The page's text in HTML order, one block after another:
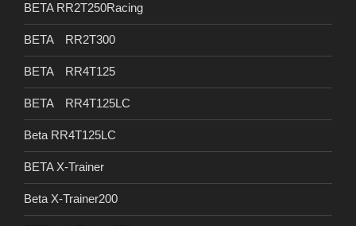
BETA RR2T250Racing
BETA RR2T300
BETA RR4T125
BETA RR4T125LC
Beta RR4T125LC
BETA X-Trainer
Beta X-Trainer200